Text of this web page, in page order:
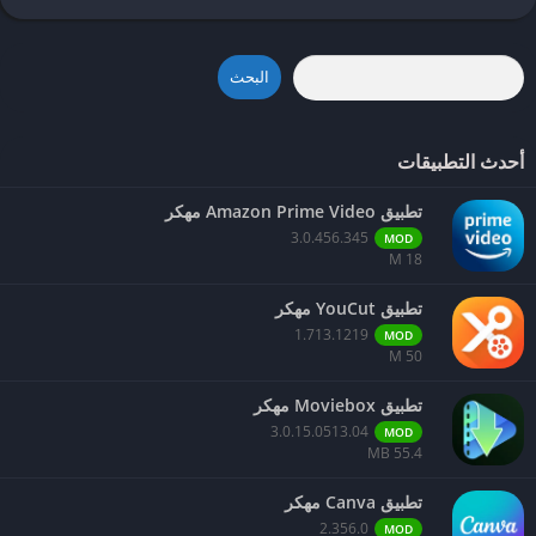
لماذا تختار Brave؟ :
سرعة عالية
: يقلل أوقات التحميل ويوفر الموارد.
مجاني وسهل: لا يحتاج إعدادات معقدة أو إضافات خارجية.
البحث
أحدث التطبيقات
تطبيق Amazon Prime Video مهكر
MOD
3.0.456.345
18 M
تطبيق YouCut مهكر
MOD
1.713.1219
50 M
تطبيق Moviebox مهكر
MOD
3.0.15.0513.04
55.4 MB
تطبيق Canva مهكر
MOD
2.356.0